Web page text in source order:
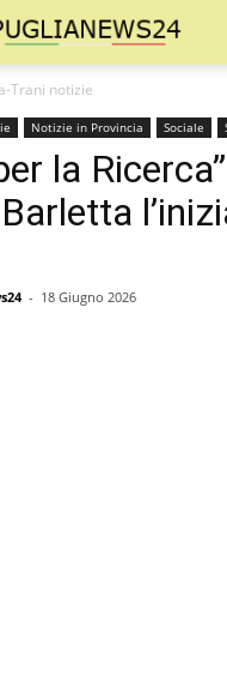
Trani notizie
Notizie in Provincia Sociale
la Ricerca”
- 18 Giugno 2026